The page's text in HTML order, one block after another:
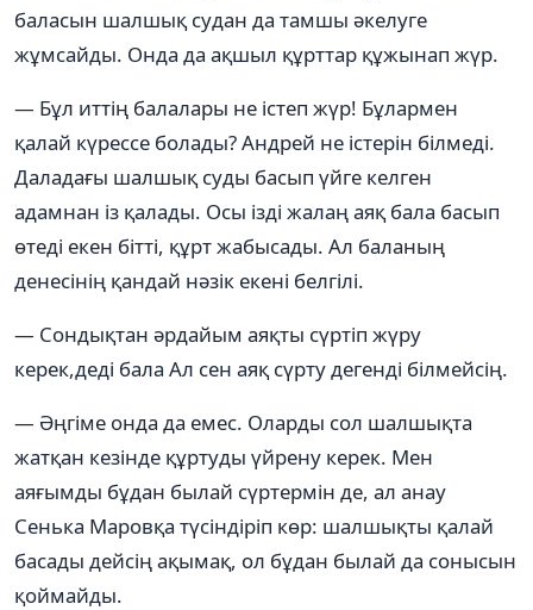
баласын шалшық судан да тамшы әкелуге
жұмсайды. Онда да ақшыл құрттар құжынап жүр.
— Бұл иттің балалары не істеп жүр! Бұлармен
қалай күрессе болады? Андрей не істерін білмеді.
Даладағы шалшық суды басып үйге келген
адамнан із қалады. Осы ізді жалаң аяқ бала басып
өтеді екен бітті, құрт жабысады. Ал баланың
денесінің қандай нәзік екені белгілі.
— Сондықтан әрдайым аяқты сүртіп жүру
керек,деді бала Ал сен аяқ сүрту дегенді білмейсің.
— Әңгіме онда да емес. Оларды сол шалшықта
жатқан кезінде құртуды үйрену керек. Мен
аяғымды бұдан былай сүртермін де, ал анау
Сенька Маровқа түсіндіріп көр: шалшықты қалай
басады дейсің ақымақ, ол бұдан былай да сонысын
қоймайды.